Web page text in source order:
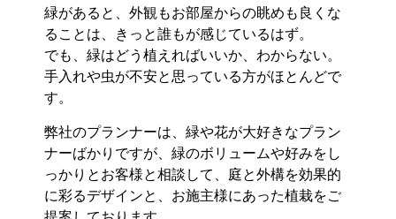
緑があると、外観もお部屋からの眺めも良くな
ることは、きっと誰もが感じているはず。
でも、緑はどう植えればいいか、わからない。
手入れや虫が不安と思っている方がほとんどで
す。
弊社のプランナーは、緑や花が大好きなプラン
ナーばかりですが、緑のボリュームや好みをし
っかりとお客様と相談して、庭と外構を効果的
に彩るデザインと、お施主様にあった植栽をご